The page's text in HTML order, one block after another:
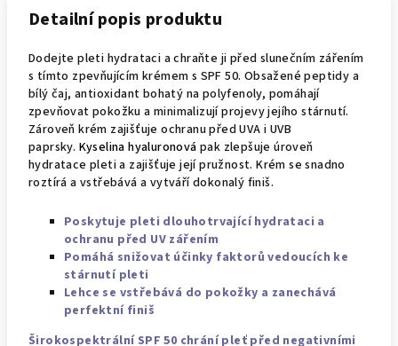
Detailní popis produktu
Dodejte pleti hydrataci a chraňte ji před slunečním zářením
s tímto zpevňujícím krémem s SPF 50. Obsažené peptidy a
bílý čaj, antioxidant bohatý na polyfenoly, pomáhají
zpevňovat pokožku a minimalizují projevy jejího stárnutí.
Zároveň krém zajišťuje ochranu před UVA i UVB
paprsky. Kyselina hyaluronová pak zlepšuje úroveň
hydratace pleti a zajišťuje její pružnost. Krém se snadno
roztírá a vstřebává a vytváří dokonalý finiš.
Poskytuje pleti dlouhotrvající hydrataci a
ochranu před UV zářením
Pomáhá snižovat účinky faktorů vedoucích ke
stárnutí pleti
Lehce se vstřebává do pokožky a zanechává
perfektní finiš
Širokospektrální SPF 50 chrání pleť před negativními